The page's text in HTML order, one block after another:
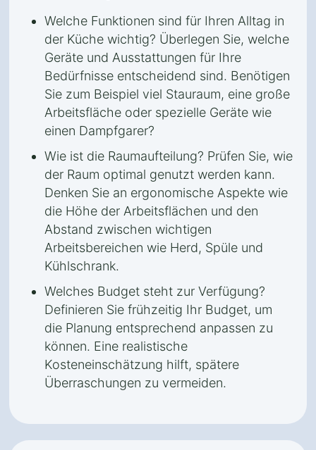
Welche Funktionen sind für Ihren Alltag in
der Küche wichtig? Überlegen Sie, welche
Geräte und Ausstattungen für Ihre
Bedürfnisse entscheidend sind. Benötigen
Sie zum Beispiel viel Stauraum, eine große
Arbeitsfläche oder spezielle Geräte wie
einen Dampfgarer?
Wie ist die Raumaufteilung? Prüfen Sie, wie
der Raum optimal genutzt werden kann.
Denken Sie an ergonomische Aspekte wie
die Höhe der Arbeitsflächen und den
Abstand zwischen wichtigen
Arbeitsbereichen wie Herd, Spüle und
Kühlschrank.
Welches Budget steht zur Verfügung?
Definieren Sie frühzeitig Ihr Budget, um
die Planung entsprechend anpassen zu
können. Eine realistische
Kosteneinschätzung hilft, spätere
Überraschungen zu vermeiden.